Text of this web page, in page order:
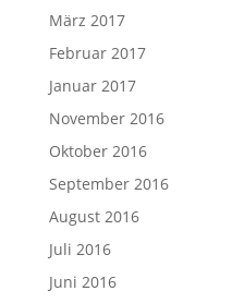
März 2017
Februar 2017
Januar 2017
November 2016
Oktober 2016
September 2016
August 2016
Juli 2016
Juni 2016